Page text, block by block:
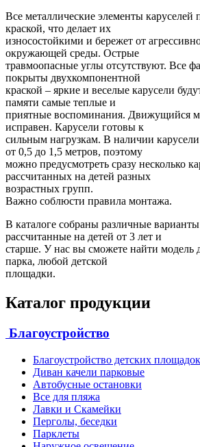
Все металлические элементы
краской, что делает их
износостойкими и бережет от
окружающей среды. Острые
травмоопасные углы отсутствуют. Все
покрыты двухкомпонентной
краской – яркие и веселые карусели
памяти самые теплые и
приятные воспоминания. Движущийся
исправен. Карусели готовы к
сильным нагрузкам. В наличии
от 0,5 до 1,5 метров, поэтому
можно предусмотреть сразу несколько
рассчитанных на детей разных
возрастных групп.
Важно соблюсти правила монтажа.
В каталоге собраны различные варианты
рассчитанные на детей от 3 лет и
старше. У нас вы сможете найти модель
парка, любой детской
площадки.
Каталог продукции
Благоустройство
Благоустройство детских площадок
Диван качели парковые
Автобусные остановки
Все для пляжа
Лавки и Скамейки
Перголы, беседки
Парклеты